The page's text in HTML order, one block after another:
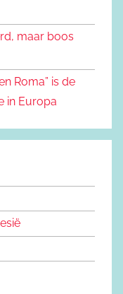
maar boos
Roma” is de
in Europa